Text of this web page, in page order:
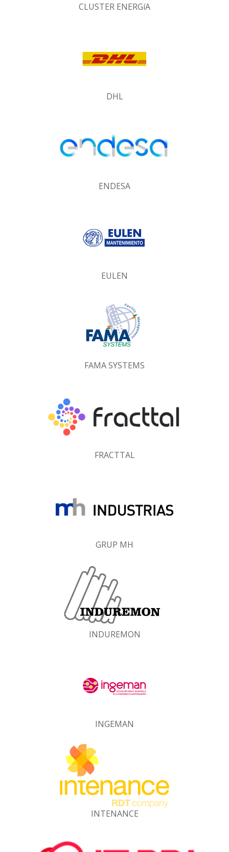
CLUSTER ENERGíA
DHL
ENDESA
EULEN
FAMA SYSTEMS
FRACTTAL
GRUP MH
INDUREMON
INGEMAN
INTENANCE